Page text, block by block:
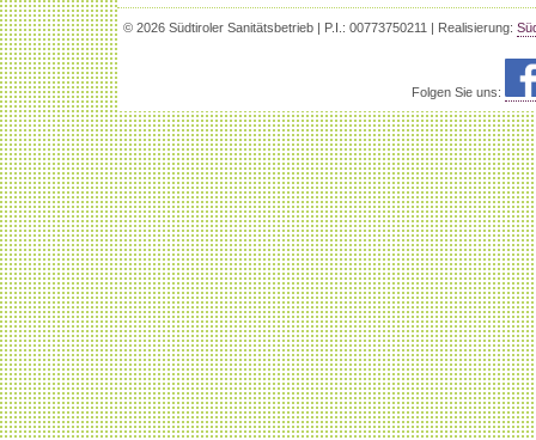
© 2026 Südtiroler Sanitätsbetrieb | P.I.: 00773750211 | Realisierung:
Folgen Sie uns: